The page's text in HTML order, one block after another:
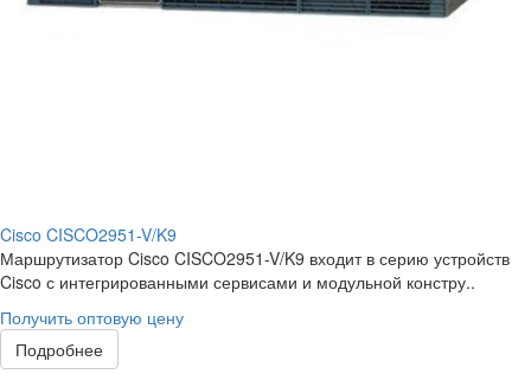
Cisco CISCO2951-V/K9
Маршрутизатор Cisco CISCO2951-V/K9 входит в серию устройств
Cisco с интегрированными сервисами и модульной констру..
Получить оптовую цену
Подробнее